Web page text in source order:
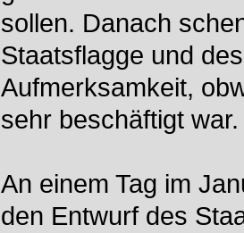
sollen. Danach
Staatsflagge und
Aufmerksamkeit,
sehr beschäftigt war.
An einem Tag im
den Entwurf des